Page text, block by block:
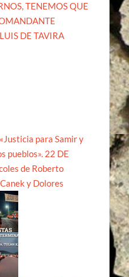
TENEMOS QUE
DE TAVIRA
para Samir y
pueblos». 22 DE
de Roberto
y Dolores